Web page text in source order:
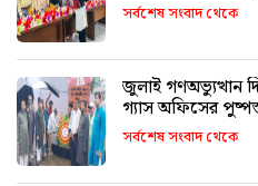
সর্বশেষ সংবাদ থেকে
জুলাই গণঅভ্যুত্থান
গ্যাস অফিসের
সর্বশেষ সংবাদ থেকে